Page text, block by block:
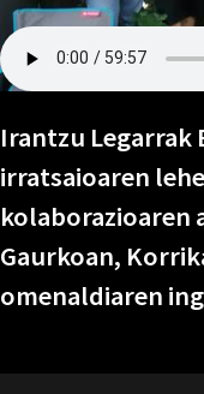
Irantzu Legarrak
irratsaioaren
kolaborazioaren
Gaurkoan,
omenaldiaren